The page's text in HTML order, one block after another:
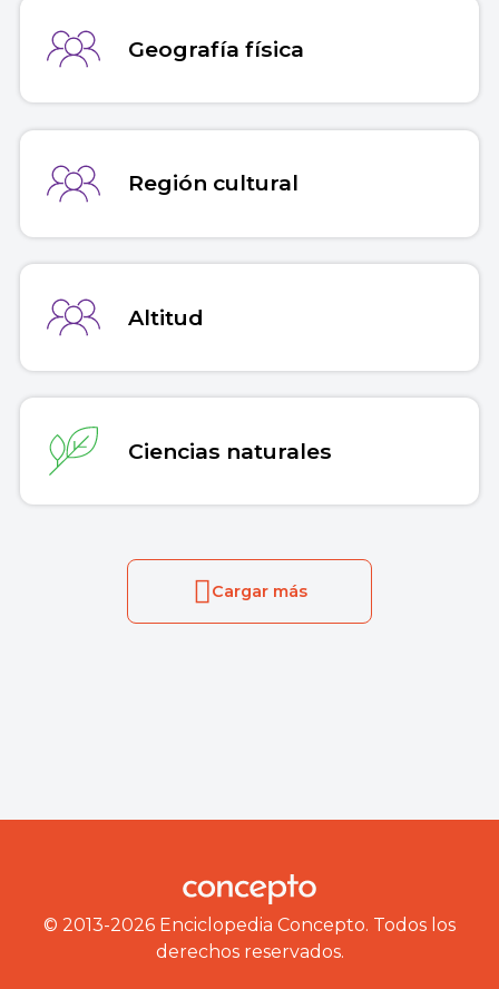
Geografía física
Región cultural
Altitud
Ciencias naturales
Cargar más
© 2013-2026 Enciclopedia Concepto. Todos los
derechos reservados.